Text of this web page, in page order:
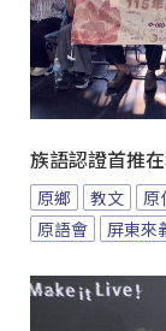
族語認證首推
原鄉 教文 原
原語會
屏東來